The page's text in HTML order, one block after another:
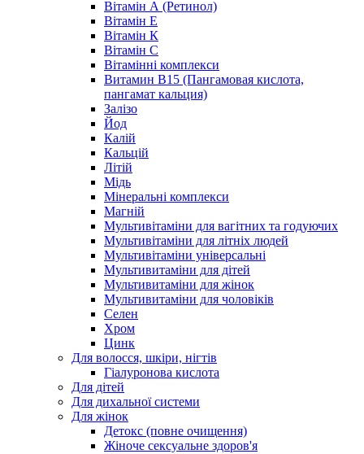
Вітамін А (Ретинол)
Вітамін Е
Вітамін К
Вітамін С
Вітамінні комплекси
Витамин B15 (Пангамовая кислота,
пангамат кальция)
Залізо
Йод
Калій
Кальцій
Літій
Мідь
Мінеральні комплекси
Магній
Мультивітаміни для вагітних та годуючих
Мультивітаміни для літніх людей
Мультивітаміни універсальні
Мультивитаміни для дітей
Мультивитаміни для жінок
Мультивитаміни для чоловіків
Селен
Хром
Цинк
Для волосся, шкіри, нігтів
Гіалуронова кислота
Для дітей
Для дихальної системи
Для жінок
Детокс (повне очищення)
Жіноче сексуальне здоров'я